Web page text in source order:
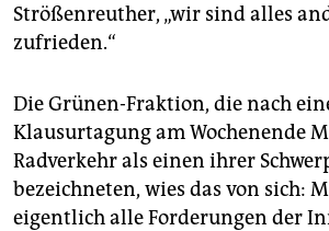
Strößenreuther, „wir sind alles
zufrieden.“
Die Grünen-Fraktion, die nach
Klausurtagung am Wochenende
Radverkehr als einen ihrer
bezeichneten, wies das von sich:
eigentlich alle Forderungen der